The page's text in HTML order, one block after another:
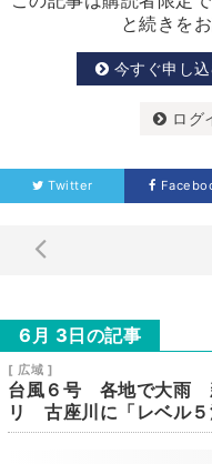
と続きを
今すぐ申し
ログ
Twitter
6月 3日の記事
[ 広域 ]
台風６号 各地で大雨
リ 古座川に「レベル５